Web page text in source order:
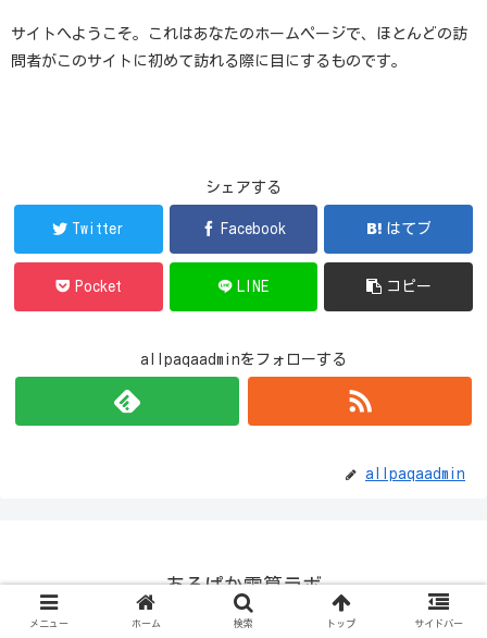
サイトへようこそ。これはあなたのホームページで、ほとんどの訪
問者がこのサイトに初めて訪れる際に目にするものです。
シェアする
Twitter Facebook はてブ
Pocket LINE コピー
allpaqaadminをフォローする
allpaqaadmin
あるぱか電算ラボ
© 2019 あるぱか電算ラボ.
メニュー ホーム 検索 トップ サイドバー